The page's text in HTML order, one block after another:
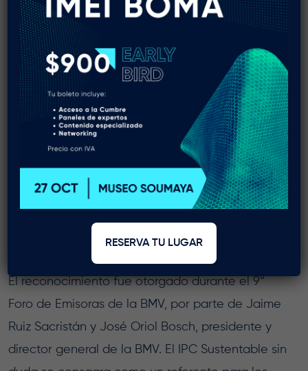
recursos, actualmente el 26% de su energía
eléctrica proviene de fuentes renovables.
En el campo de la responsabilidad social la
empresa desarrolla entrenamiento continuo,
controles internos y acciones de prevención,
contra problemáticas laborales, sociales y de
discriminación. Además, la cementera ha
desarrollado un programa de impacto en países
con economías emergentes en África, Asia,
Centro y Sudamérica, incluido México, detalló
El reconocimiento fue otorgado durante el 9°
Foro de Emisoras de la BMV, por parte de Jaime
Ruiz Sacristán y José Oriol Bosch, presidente y
director general de la BMV. El IPC Sustentable sin
RESERVA TU LUGAR